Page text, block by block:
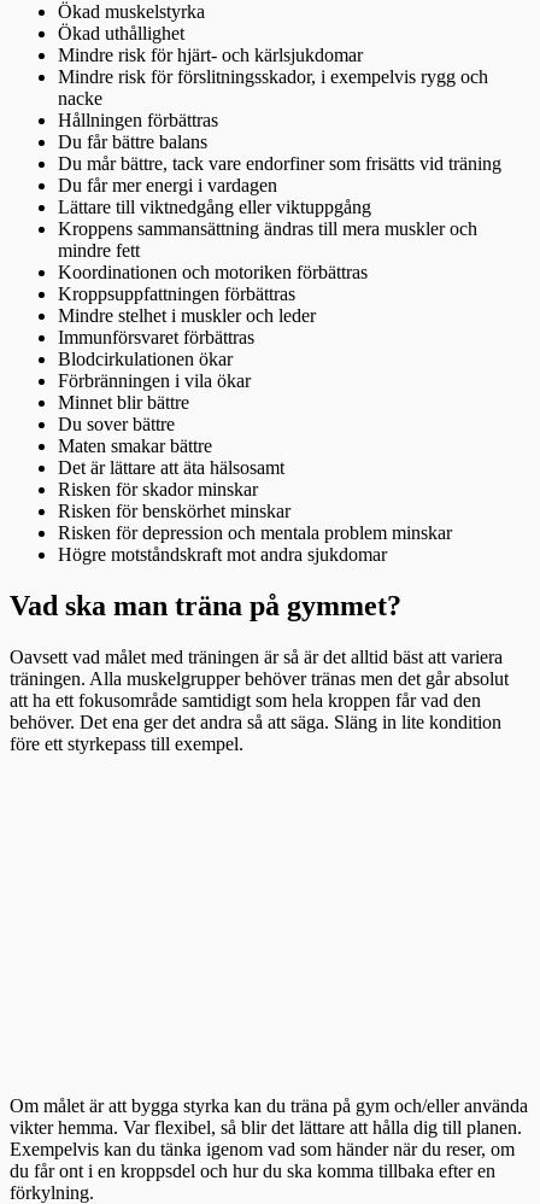
Ökad muskelstyrka
Ökad uthållighet
Mindre risk för hjärt- och kärlsjukdomar
Mindre risk för förslitningsskador, i exempelvis rygg och
nacke
Hållningen förbättras
Du får bättre balans
Du mår bättre, tack vare endorfiner som frisätts vid träning
Du får mer energi i vardagen
Lättare till viktnedgång eller viktuppgång
Kroppens sammansättning ändras till mera muskler och
mindre fett
Koordinationen och motoriken förbättras
Kroppsuppfattningen förbättras
Mindre stelhet i muskler och leder
Immunförsvaret förbättras
Blodcirkulationen ökar
Förbränningen i vila ökar
Minnet blir bättre
Du sover bättre
Maten smakar bättre
Det är lättare att äta hälsosamt
Risken för skador minskar
Risken för benskörhet minskar
Risken för depression och mentala problem minskar
Högre motståndskraft mot andra sjukdomar
Vad ska man träna på gymmet?
Oavsett vad målet med träningen är så är det alltid bäst att variera
träningen. Alla muskelgrupper behöver tränas men det går absolut
att ha ett fokusområde samtidigt som hela kroppen får vad den
behöver. Det ena ger det andra så att säga. Släng in lite kondition
före ett styrkepass till exempel.
Om målet är att bygga styrka kan du träna på gym och/eller använda
vikter hemma. Var flexibel, så blir det lättare att hålla dig till planen.
Exempelvis kan du tänka igenom vad som händer när du reser, om
du får ont i en kroppsdel och hur du ska komma tillbaka efter en
förkylning.